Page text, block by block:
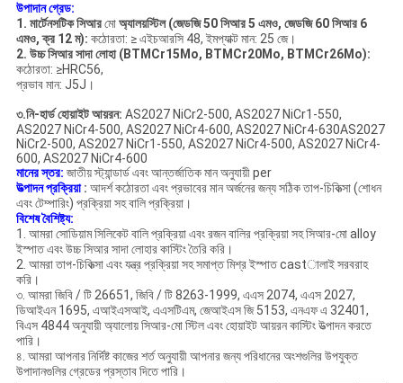
উপাদান গ্রেড:
1. মার্টেনসটিক সিআরমোঅ্যালয়স্টিল (জেডজি50 সিআর 5 এমও, জেডজি 60 সিআর 6
এমও, ক্র 12 ম): কঠোরতা: ≥ এইচআরসি 48, ইমপ্যাক্ট মান: 25 জে।
2. উচ্চ সিআর সাদা লোহা (BTMCr15Mo, BTMCr20Mo, BTMCr26Mo):
কঠোরতা: ≥HRC56,
প্রভাব মান: J5J।
৩.নি-হার্ড হোয়াইট আয়রন: AS2027 NiCr2-500, AS2027 NiCr1-550,
AS2027 NiCr4-500, AS2027 NiCr4-600, AS2027 NiCr4-630AS2027
NiCr2-500, AS2027 NiCr1-550, AS2027 NiCr4-500, AS2027 NiCr4-
600, AS2027 NiCr4-600
মানের স্তর: জাতীয় স্ট্যান্ডার্ড এবং আন্তর্জাতিক মান অনুযায়ী per
উত্পাদন প্রক্রিয়া: আদর্শ কঠোরতা এবং প্রভাবের মান অর্জনের জন্য সঠিক তাপ-চিকিত্সা (শোধন
এবং টেম্পারিং) প্রক্রিয়া সহ বালি প্রক্রিয়া।
বিশেষ বৈশিষ্ট্য:
1. আমরা সোডিয়াম সিলিকেট বালি প্রক্রিয়া এবং রজন বালির প্রক্রিয়া সহ সিআর-মো alloy
ইস্পাত এবং উচ্চ সিআর সাদা লোহার কাস্টিং তৈরি করি।
2. আমরা তাপ-চিকিত্সা এবং যন্ত্র প্রক্রিয়া সহ সমাপ্ত মিশ্র ইস্পাত castালাই সরবরাহ
করি।
৩. আমরা জিবি / টি 26651, জিবি / টি 8263-1999, এএস 2074, এএস 2027,
ডিআইএন 1695, এআইএসআই, এএসটিএম, জেআইএস জি 5153, এনএফ এ 32401,
বিএস 4844 অনুযায়ী অ্যালোয় সিআর-মো স্টিল এবং হোয়াইট আয়রন কাস্টিং উত্পাদন করতে
পারি।
৪. আমরা আপনার নির্দিষ্ট কাজের শর্ত অনুযায়ী আপনার জন্য পরিধানের অংশগুলির উপযুক্ত
উপাদানগুলির গ্রেডের প্রস্তাব দিতে পারি।